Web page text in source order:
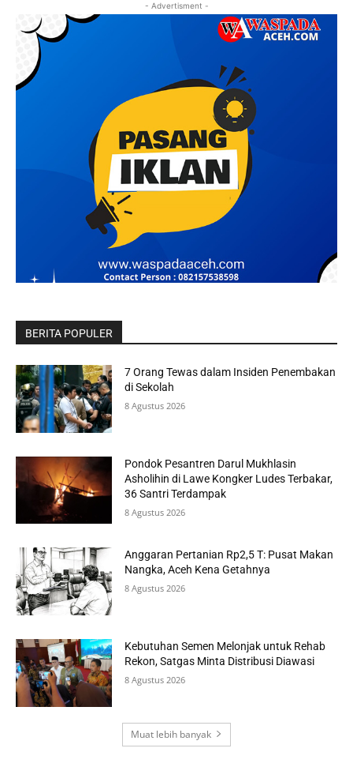
- Advertisment -
BERITA POPULER
7 Orang Tewas dalam Insiden Penembakan
di Sekolah
8 Agustus 2026
Pondok Pesantren Darul Mukhlasin
Asholihin di Lawe Kongker Ludes Terbakar,
36 Santri Terdampak
8 Agustus 2026
Anggaran Pertanian Rp2,5 T: Pusat Makan
Nangka, Aceh Kena Getahnya
8 Agustus 2026
Kebutuhan Semen Melonjak untuk Rehab
Rekon, Satgas Minta Distribusi Diawasi
8 Agustus 2026
Muat lebih banyak